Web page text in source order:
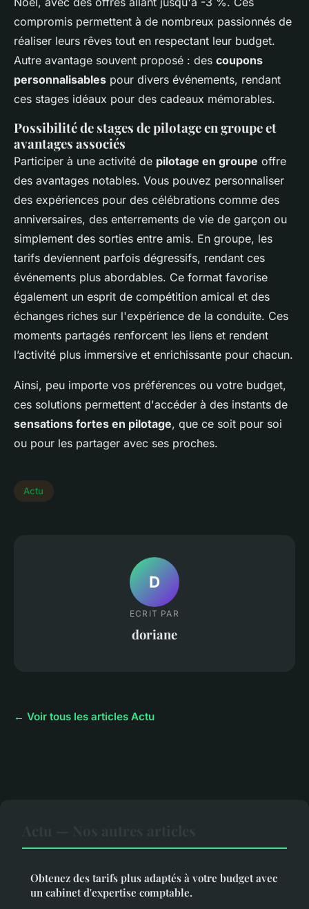
compromis permettent à de nombreux passionnés de
réaliser leurs rêves tout en respectant leur budget.
Autre avantage souvent proposé : des coupons
personnalisables pour divers événements, rendant
ces stages idéaux pour des cadeaux mémorables.
Possibilité de stages de pilotage en groupe et
avantages associés
Participer à une activité de pilotage en groupe offre
des avantages notables. Vous pouvez personnaliser
des expériences pour des célébrations comme des
anniversaires, des enterrements de vie de garçon ou
simplement des sorties entre amis. En groupe, les
tarifs deviennent parfois dégressifs, rendant ces
événements plus abordables. Ce format favorise
également un esprit de compétition amical et des
échanges riches sur l'expérience de la conduite. Ces
moments partagés renforcent les liens et rendent
l’activité plus immersive et enrichissante pour chacun.
Ainsi, peu importe vos préférences ou votre budget,
ces solutions permettent d'accéder à des instants de
sensations fortes en pilotage, que ce soit pour soi
ou pour les partager avec ses proches.
Actu
D
ECRIT PAR
doriane
← Voir tous les articles Actu
Obtenez des tarifs plus adaptés à votre budget avec
un cabinet d'expertise comptable.